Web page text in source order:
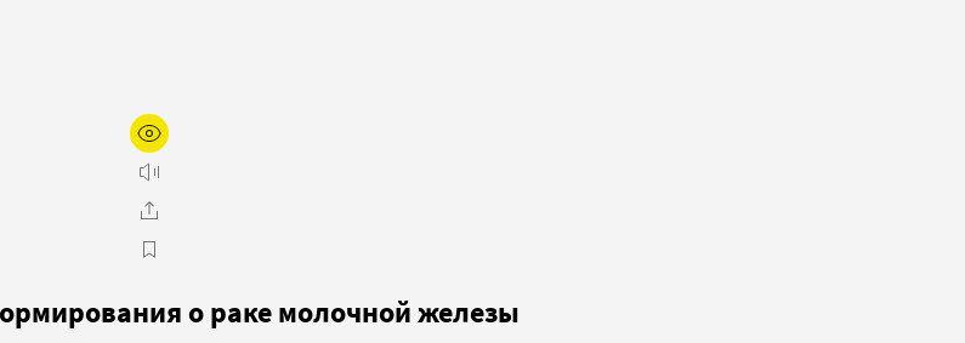
о раке молочной железы